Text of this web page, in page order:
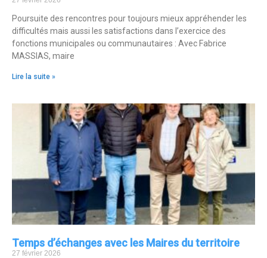
Poursuite des rencontres pour toujours mieux appréhender les
difficultés mais aussi les satisfactions dans l’exercice des
fonctions municipales ou communautaires : Avec Fabrice
MASSIAS, maire
Lire la suite »
Temps d’échanges avec les Maires du territoire
27 février 2026